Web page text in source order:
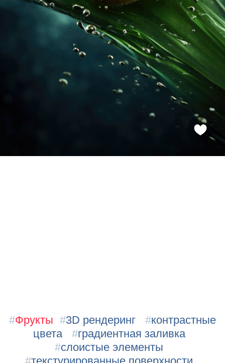
#Фрукты #3D рендеринг #контрастные
цвета
#градиентная заливка
#слоистые элементы